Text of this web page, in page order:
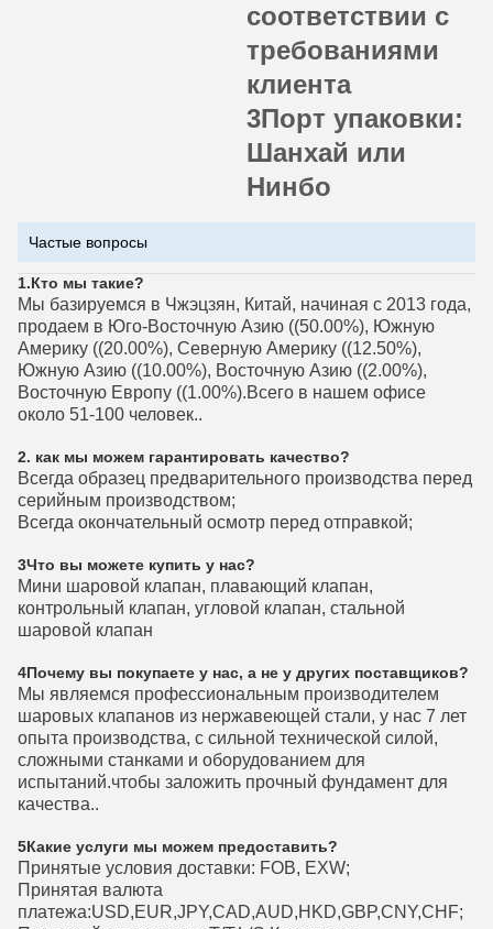
соответствии с
требованиями
клиента
3Порт упаковки:
Шанхай или
Нинбо
Частые вопросы
1.Кто мы такие?
Мы базируемся в Чжэцзян, Китай, начиная с 2013 года,
продаем в Юго-Восточную Азию ((50.00%), Южную
Америку ((20.00%), Северную Америку ((12.50%),
Южную Азию ((10.00%), Восточную Азию ((2.00%),
Восточную Европу ((1.00%).Всего в нашем офисе
около 51-100 человек..
2. как мы можем гарантировать качество?
Всегда образец предварительного производства перед
серийным производством;
Всегда окончательный осмотр перед отправкой;
3Что вы можете купить у нас?
Мини шаровой клапан, плавающий клапан,
контрольный клапан, угловой клапан, стальной
шаровой клапан
4Почему вы покупаете у нас, а не у других поставщиков?
Мы являемся профессиональным производителем
шаровых клапанов из нержавеющей стали, у нас 7 лет
опыта производства, с сильной технической силой,
сложными станками и оборудованием для
испытаний.чтобы заложить прочный фундамент для
качества..
5Какие услуги мы можем предоставить?
Принятые условия доставки: FOB, EXW;
Принятая валюта
платежа:USD,EUR,JPY,CAD,AUD,HKD,GBP,CNY,CHF;